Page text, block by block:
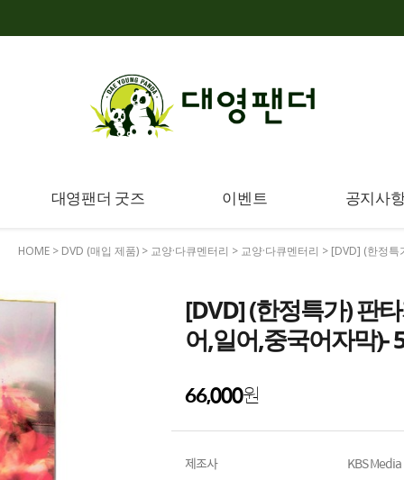
대영팬더 굿즈 이벤트 공지사
HOME > DVD (매입 제품) > 교양·다큐멘터리 > 교양·다큐멘터리 > [DVD] (한정
[DVD] (한정특가) 판
어,일어,중국어자막)-
66,000원
제조사
KBS Media